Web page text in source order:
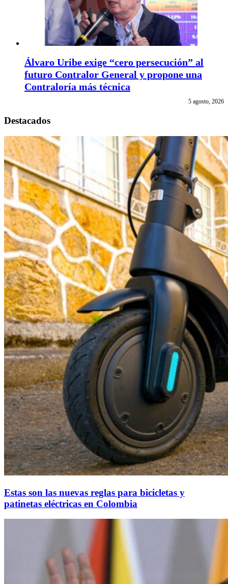
Álvaro Uribe exige “cero persecución” al
futuro Contralor General y propone una
Contraloría más técnica
5 agosto, 2026
Destacados
Estas son las nuevas reglas para bicicletas y
patinetas eléctricas en Colombia